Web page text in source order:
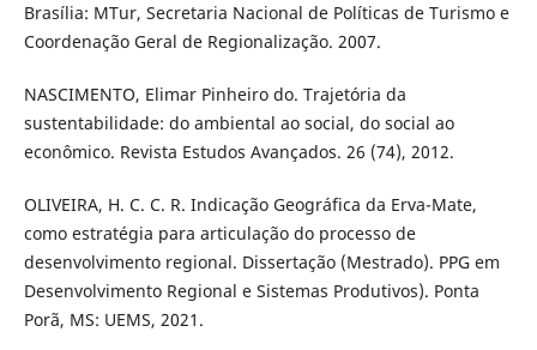
Brasília: MTur, Secretaria Nacional de Políticas de Turismo e
Coordenação Geral de Regionalização. 2007.
NASCIMENTO, Elimar Pinheiro do. Trajetória da
sustentabilidade: do ambiental ao social, do social ao
econômico. Revista Estudos Avançados. 26 (74), 2012.
OLIVEIRA, H. C. C. R. Indicação Geográfica da Erva-Mate,
como estratégia para articulação do processo de
desenvolvimento regional. Dissertação (Mestrado). PPG em
Desenvolvimento Regional e Sistemas Produtivos). Ponta
Porã, MS: UEMS, 2021.